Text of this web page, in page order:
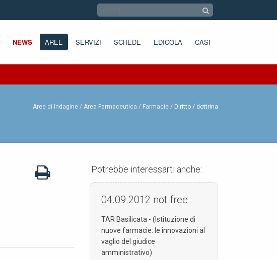
NEWS AREE SERVIZI SCHEDE EDICOLA CASI
Aree di Indagine / Area Farmaceutica / Farmacie Diritto / dottrina
Potrebbe interessarti anche:
04.09.2012 not free
TAR Basilicata - (Istituzione di
nuove farmacie: le innovazioni al
vaglio del giudice
amministrativo)